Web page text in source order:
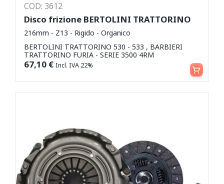
COD: 3612
Disco frizione BERTOLINI TRATTORINO
216mm - Z13 - Rigido - Organico
BERTOLINI TRATTORINO 530 - 533 , BARBIERI
TRATTORINO FURIA - SERIE 3500 4RM
67,10 € Incl. IVA 22% Aggiungi al carrello